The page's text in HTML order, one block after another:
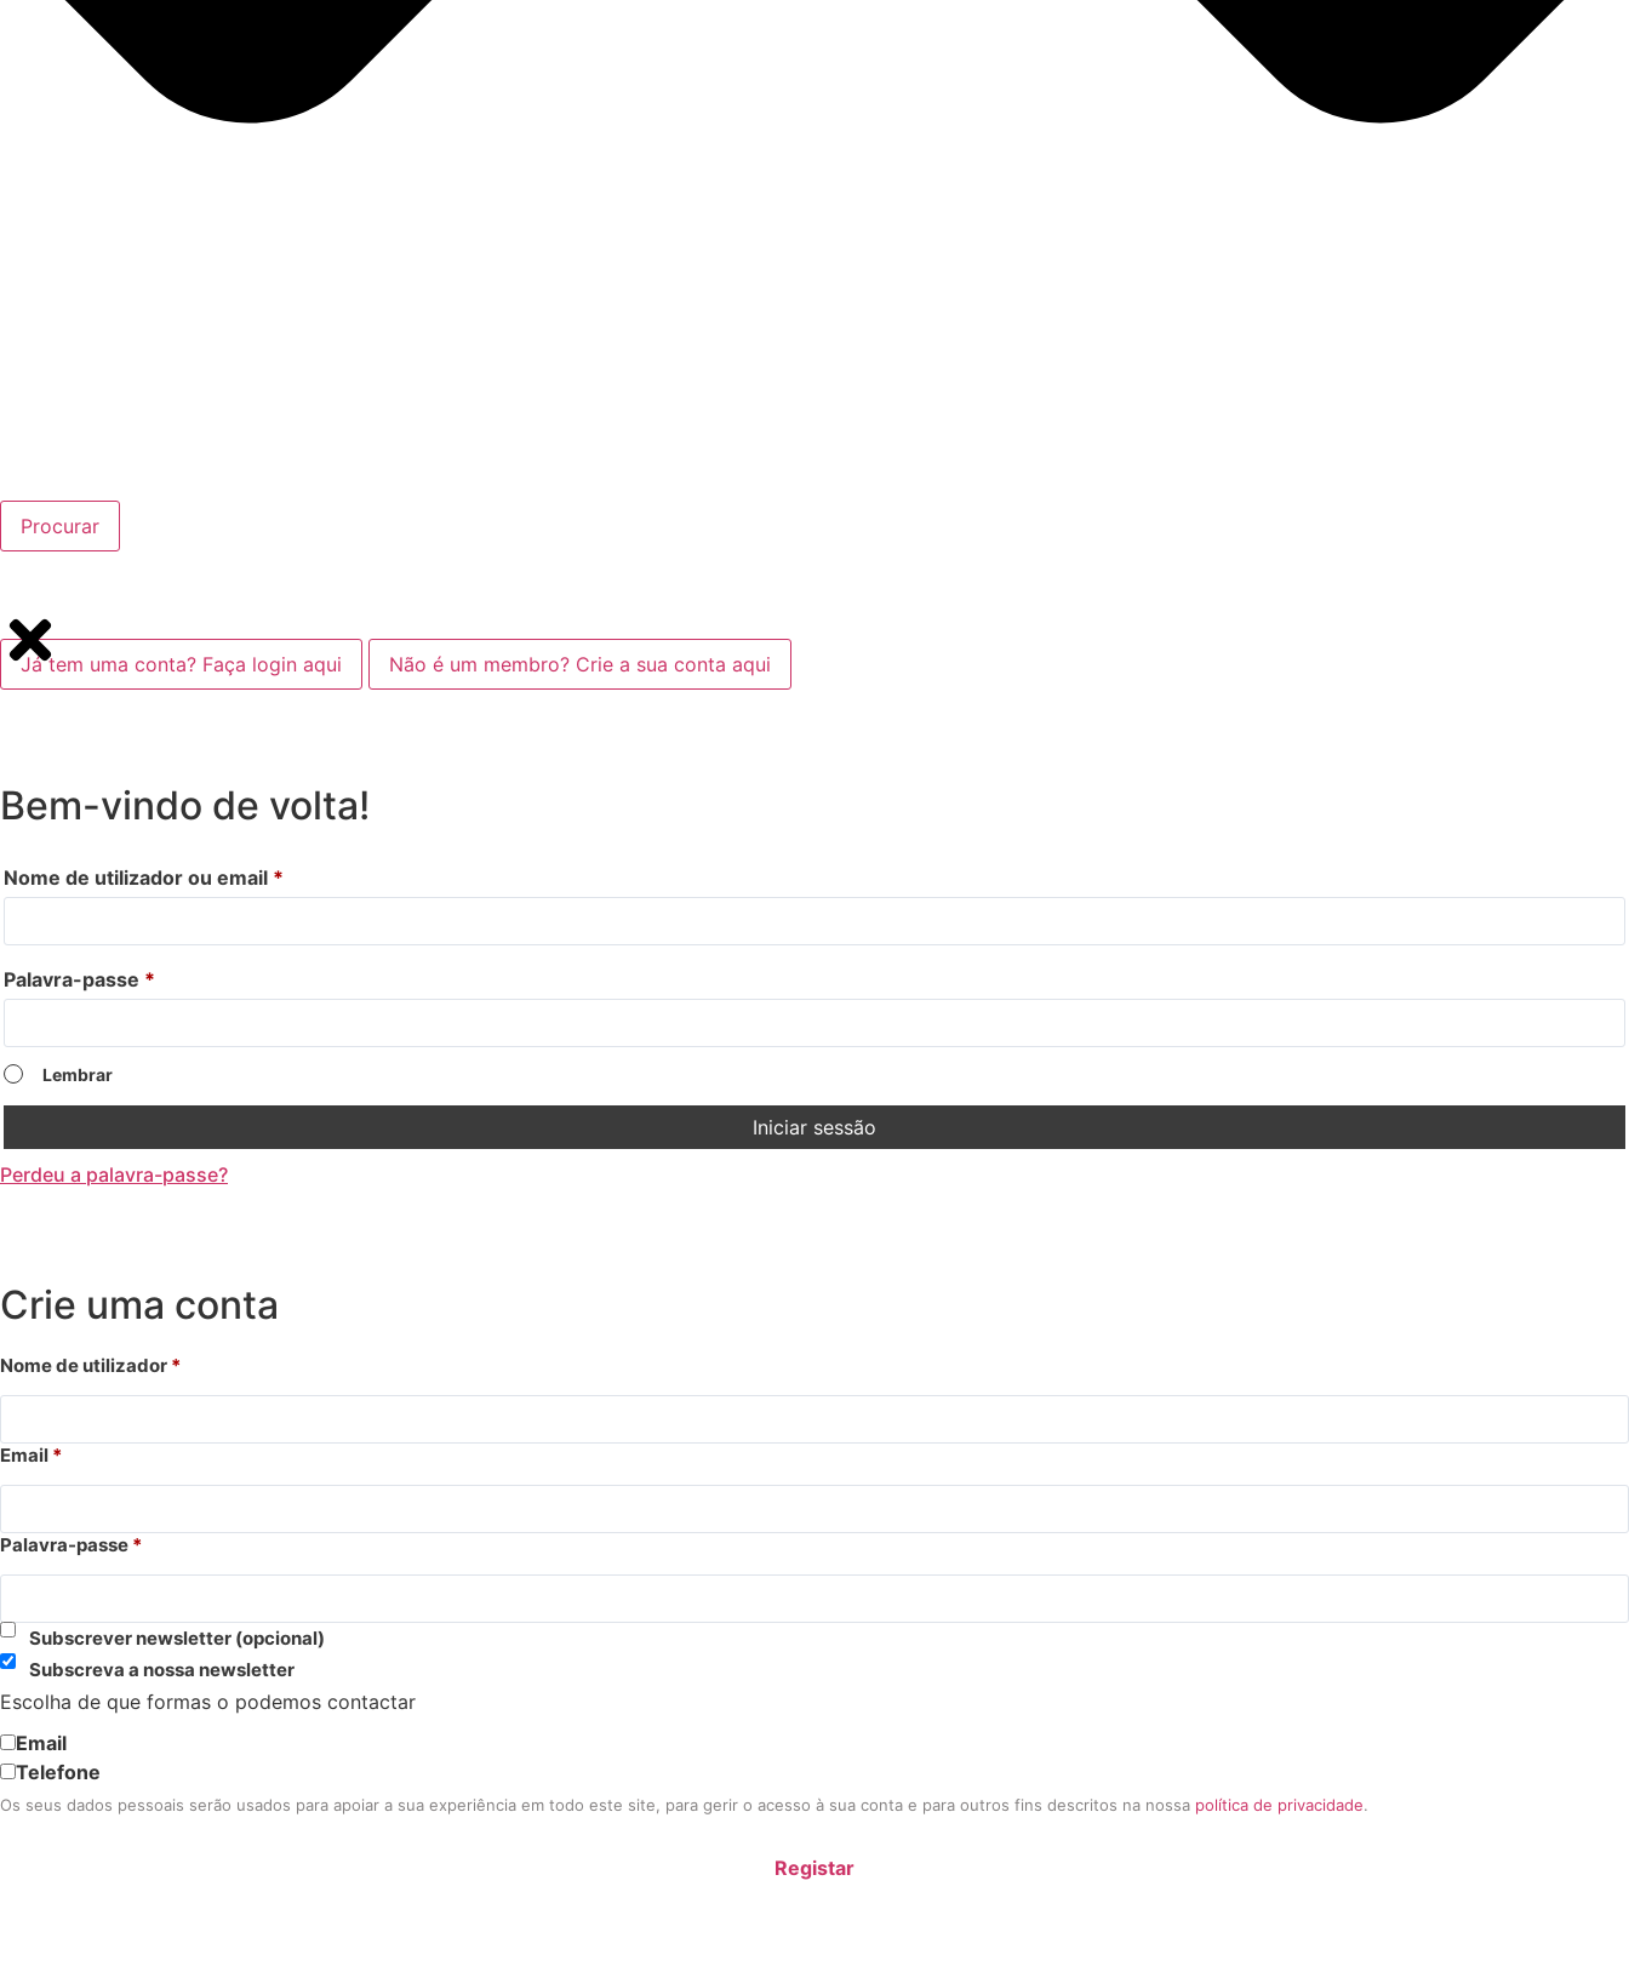
Procurar
Já tem uma conta? Faça login aqui Não é um membro? Crie a sua conta aqui
Bem-vindo de volta!
Nome de utilizador ou email *
Palavra-passe *
Lembrar
Iniciar sessão
Perdeu a palavra-passe?
Crie uma conta
Nome de utilizador *
Email *
Palavra-passe *
Subscrever newsletter (opcional)
Subscreva a nossa newsletter
Escolha de que formas o podemos contactar
Email
Telefone
Os seus dados pessoais serão usados para apoiar a sua experiência em todo este site, para gerir o acesso à sua conta e para outros fins descritos na nossa política de privacidade.
Registar